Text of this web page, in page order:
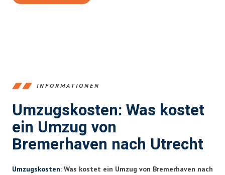
INFORMATIONEN
Umzugskosten: Was kostet
ein Umzug von
Bremerhaven nach Utrecht
Umzugskosten: Was kostet ein Umzug von Bremerhaven nach